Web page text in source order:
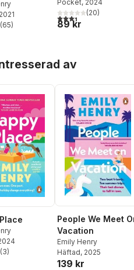
stjärnor. Totalt antal röster:
(65)
Pocket, 2024
3,4utav 5 stjärnor.
(20)
89 kr
av
stjärnor. Totalt antal röster:
(3)
People We Meet
Vacation
Emily Henry
Häftad, 2025
139 kr